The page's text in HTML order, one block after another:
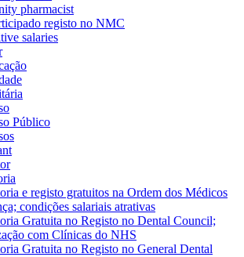
pharmacist
registo no NMC
salaries
Público
e registo gratuitos na Ordem dos Médicos
condições salariais atrativas
Gratuita no Registo no Dental Council;
com Clínicas do NHS
Gratuita no Registo no General Dental